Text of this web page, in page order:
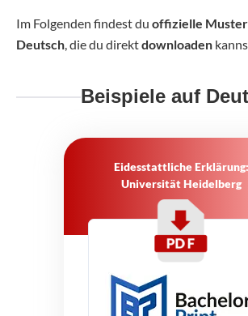
Im Folgenden findest du offizielle
Deutsch , die du direktdownloaden
Beispiele auf
Eidesstattliche Erklärung:
Universität Heidelberg